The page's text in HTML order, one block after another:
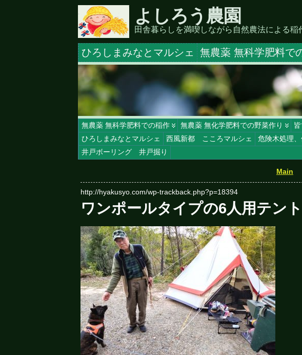
よしろう農園
田舎暮らしを満喫しながら自然農法による稲
ひろしまみなとマルシェ 無農薬 無科学肥料で
無農薬 無科学肥料での稲作 無農薬 無化学肥料での野菜作り
ひろしまみなとマルシェ
西風新都 こころマルシェ 危険木処理
井戸ボーリング 井戸掘り
Main
http://hyakusyo.com/wp-trackback.php?p=18394
ワンポールタイプの6人用テン